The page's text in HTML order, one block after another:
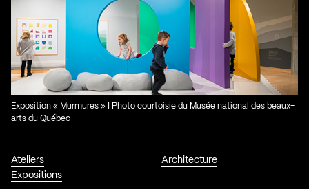
Ateliers
Expositions
Architecture
Exposition « Murmures » | Photo courtoisie du Musée national des beaux-
arts du Québec